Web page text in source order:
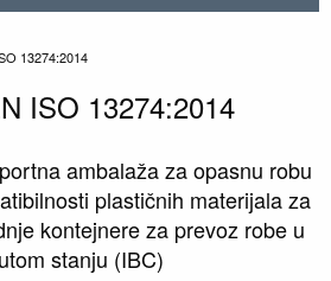
13274:2014
ISO 13274:2014
ambalaža za opasnu robu
plastičnih materijala za
kontejnere za prevoz robe u
stanju (IBC)